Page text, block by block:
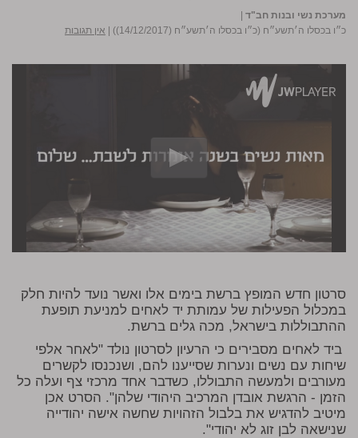
מערכת נשי ובנות חב"ד |
כ״ו בכסלו ה׳תשע״ח (כ״ו בכסלו ה׳תשע״ח (14/12/2017))
| אין תגובות
סרטון חדש המופץ ברשת בימים אלו ואשר נועד להיות חלק
במכלול הפעילות של עמותת יד לאחים למניעת תופעת
ההתבוללות בישראל, מכה גלים ברשת.
ביד לאחים מסבירים כי הרעיון לסרטון נולד "לאחר אלפי
שיחות עם נשים ונערות שסייענו להם, ושנכנסו לקשרים
מעורבים ולמעשה התבוללו, כשדבר אחד מרכזי צף ועלה כל
הזמן - הרגשת אובדן המרכיב היהודי שלהן". הסרט אכן
מיטיב להדגיש את בלבול הזהויות שחשה אישה יהודייה
שנישאה לבן זוג לא יהודי".